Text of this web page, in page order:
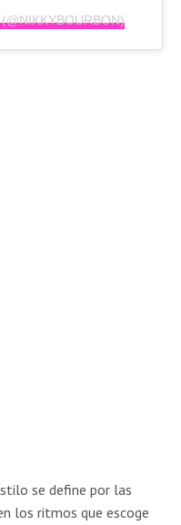
se define por las
los ritmos que escoge